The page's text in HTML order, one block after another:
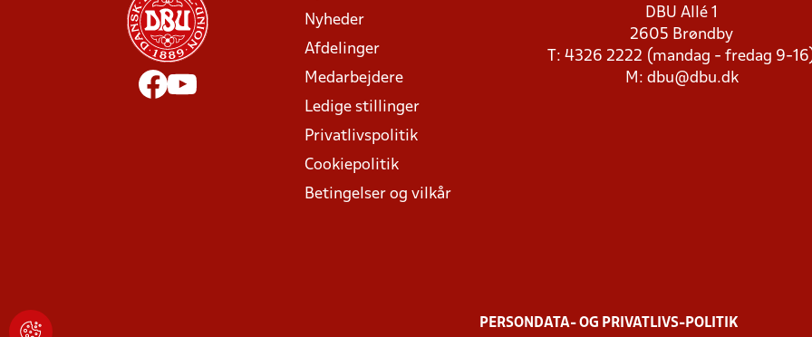
Nyheder
Afdelinger
Medarbejdere
Ledige stillinger
Privatlivspolitik
Cookiepolitik
Betingelser og vilkår
DBU Allé 1
2605 Brøndby
T: 4326 2222 (mandag - fredag 9-
M: dbu@dbu.dk
PERSONDATA- OG PRIVATLIVS-POLITIK